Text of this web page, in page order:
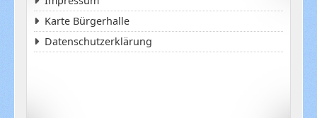
Karte Bürgerhalle
Datenschutzerklärung